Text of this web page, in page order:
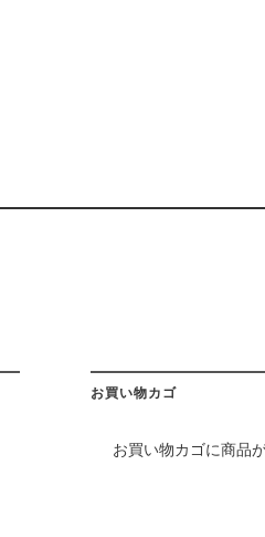
お買い物カゴ
お買い物カゴに商品